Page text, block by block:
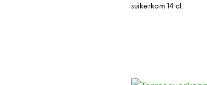
suikerkom 14 cl.